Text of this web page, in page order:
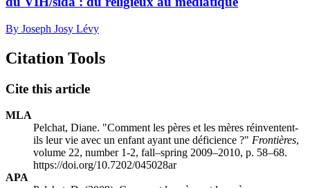
By Joseph Josy Lévy
Citation Tools
Cite this article
MLA
Pelchat, Diane. "Comment les pères et les mères réinventent-
ils leur vie avec un enfant ayant une déficience ?" Frontières,
volume 22, number 1-2, fall–spring 2009–2010, p. 58–68.
https://doi.org/10.7202/045028ar
APA